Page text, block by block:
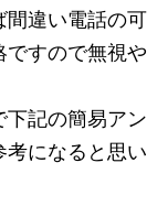
間違い電話の可
すので無視や
記の簡易アン
になると思い